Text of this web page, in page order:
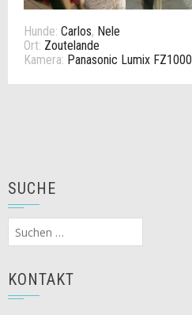
Hunde: Carlos, Nele
Ort: Zoutelande
Kamera: Panasonic Lumix FZ1000
SUCHE
Suchen
nach:
KONTAKT